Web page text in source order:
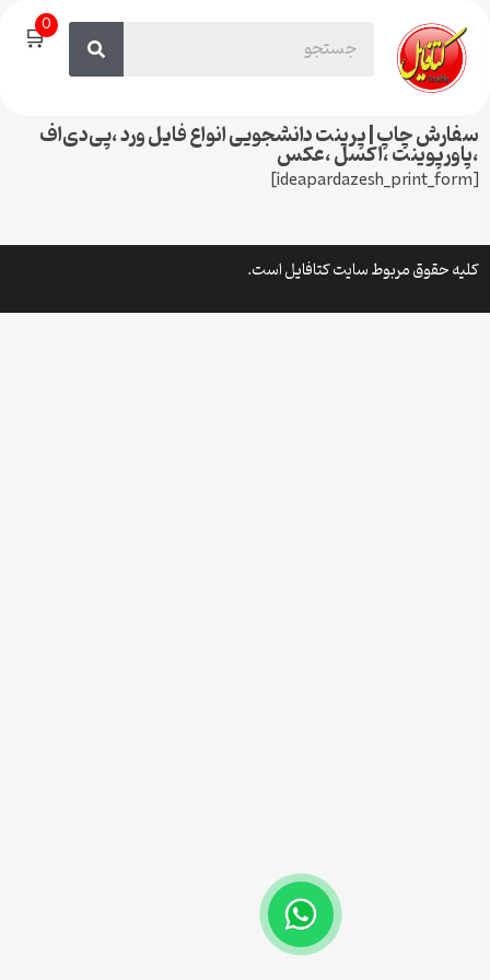
🛒0
سفارش چاپ | پرینت دانشجویی انواع فایل ورد ،پی‌دی‌اف
،پاورپوینت ،اکسل ،عکس
[ideapardazesh_print_form]
کلیه حقوق مربوط سایت کتافایل است.